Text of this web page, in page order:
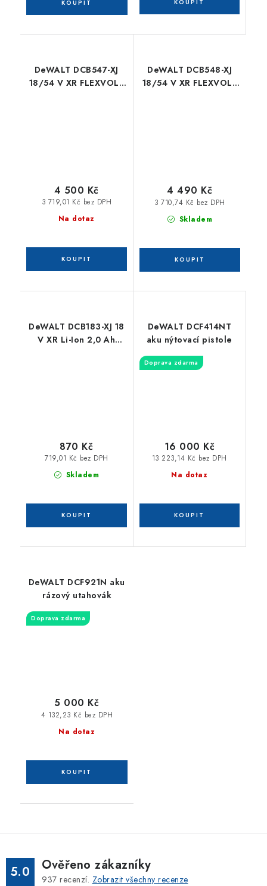
DeWALT DCB547-XJ
18/54 V XR FLEXVOLT
Na dotaz
3 719,01 Kč bez DPH
4 500 Kč
DeWALT DCB548-XJ
18/54 V XR FLEXVOLT
Skladem
3 710,74 Kč bez DPH
4 490 Kč
DeWALT DCB183-XJ 18
V XR Li-Ion 2,0 Ah
Skladem
719,01 Kč bez DPH
870 Kč
DeWALT DCF414NT
aku nýtovací pistole
Doprava zdarma
Na dotaz
13 223,14 Kč bez DPH
16 000 Kč
DeWALT DCF921N aku
rázový utahovák
Doprava zdarma
Na dotaz
4 132,23 Kč bez DPH
5 000 Kč
5.0 Ověřeno zákazníky
937 recenzí. Zobrazit všechny recenze